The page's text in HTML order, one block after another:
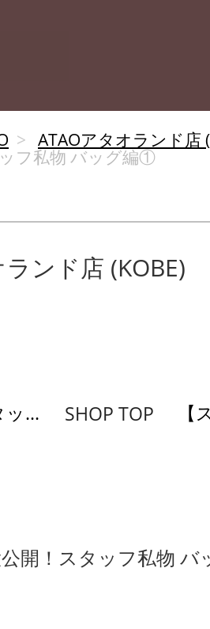
ATAOアタオランド店
フ私物 バッグ編①
ンド店 (KOBE)
ッ... SHOP TOP
開！スタッフ私物